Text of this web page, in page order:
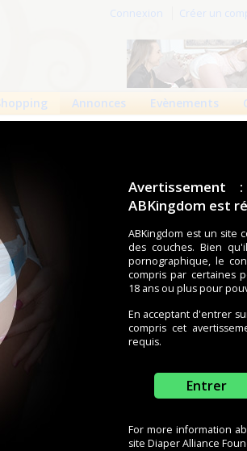
ABKingdom est
ABKingdom est un site
des couches. Bien
pornographique, le
compris par certaines
18 ans ou plus pour
En acceptant d'entrer
compris cet
requis.
Entrer
For more information
site Diaper Alliance
Connexion Créer un
Annonces Evènements
Catégories
Marque
Boutique en ligne
Boutique dédiée aux